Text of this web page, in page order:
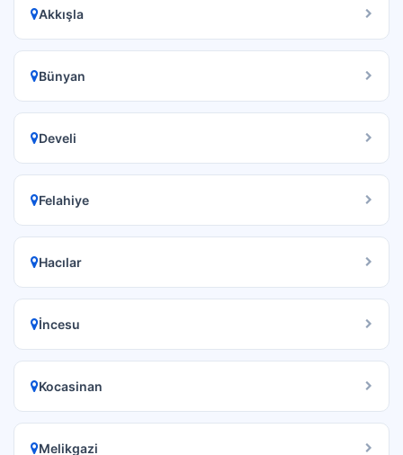
Akkışla
Bünyan
Develi
Felahiye
Hacılar
İncesu
Kocasinan
Melikgazi